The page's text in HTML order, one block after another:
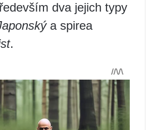
dva jejich typy
a spirea
.